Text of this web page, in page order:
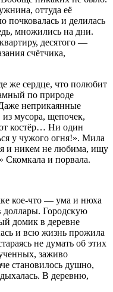
оттуда её
и делилась
множились на дни.
десятого —
счётчика,
же сердце, что полюбит
по природе
неприкаянные
мусора, щепочек,
костёр… Ни один
у чужого огня!». Мила
и никем не любима, ищу
и порвала.
кое-что — ума и нюха
доллары. Городскую
домик в деревне
и всю жизнь прожила
не думать об этих
заживо
становилось душно,
В деревню,